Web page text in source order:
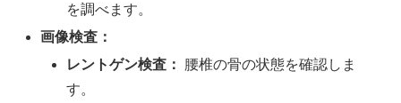
を調べます。
画像検査：
レントゲン検査：
腰椎の骨の状態を確認しま
す。